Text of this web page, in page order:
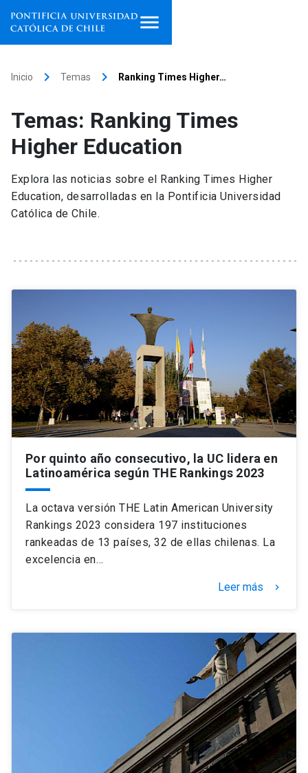
Facultades, escuelas e
institutos
Investigación
Internacionalización
Universidad
Información para keyboard_arrow_down
Futuros estudiantes
Estudiantes
Académicos
Personal
Alumni launch
Padres y familia
Go to english site launch
ACCESOS DIRECTOS
Mi Cuenta UC launch
Correo UC launch
Mi Portal UC launch
Inicio keyboard_arrow_right Temas keyboard_arrow_right Ranking Times Higher…
Temas: Ranking Times
Higher Education
Explora las noticias sobre el Ranking Times Higher
Education, desarrolladas en la Pontificia Universidad
Católica de Chile.
Por quinto año consecutivo, la UC lidera en
Latinoamérica según THE Rankings 2023
La octava versión THE Latin American University
Rankings 2023 considera 197 instituciones
rankeadas de 13 países, 32 de ellas chilenas. La
excelencia en…
Leer más keyboard_arrow_right